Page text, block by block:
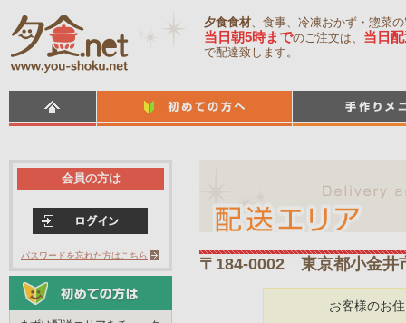
夕食食材、食事、冷凍おかず・惣菜
当日朝5時までのご注文は、 当日
で配達致します。
〒184-0002 東京都小金井
お客様のお
会員の方は
パスワードを忘れた方はこちら